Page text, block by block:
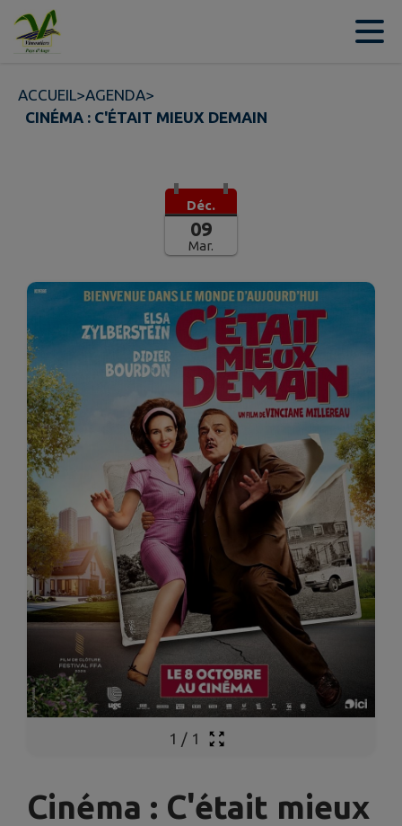
Contenu
ACCUEIL>AGENDA>
CINÉMA : C'ÉTAIT MIEUX DEMAIN
Déc.
09
Mar.
1 / 1
Cinéma : C'était mieux